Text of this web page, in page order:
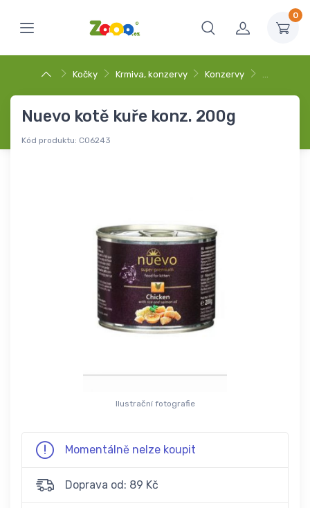
0
Kočky Krmiva, konzervy Konzervy …
Nuevo kotě kuře konz. 200g
Kód produktu: C06243
Ilustrační fotografie
Momentálně nelze koupit
Doprava od: 89 Kč